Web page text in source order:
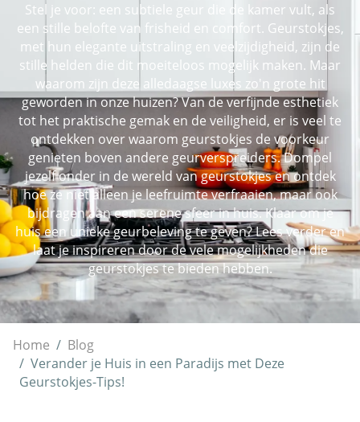
Stel je voor: een subtiele geur die de kamer vult, als
een stille belofte van frisheid en comfort. Geurstokjes,
met hun elegante uitstraling en veelzijdigheid, zijn de
stille helden die dit moeiteloos mogelijk maken. Maar
waarom zijn deze alledaagse luxes zo'n grote hit
geworden in onze huizen? Van de verfijnde esthetiek
tot het praktische gemak en de veiligheid, er is veel te
ontdekken over waarom geurstokjes de voorkeur
genieten boven andere geurverspreiders. Dompel
jezelf onder in de wereld van geurstokjes en ontdek
hoe ze niet alleen je leefruimte verfraaien, maar ook
bijdragen aan een serene sfeer in huis. Klaar om je
huis een unieke geurbeleving te geven? Lees verder en
laat je inspireren door de vele mogelijkheden die
geurstokjes te bieden hebben.
Home
Blog
Verander je Huis in een Paradijs met Deze
Geurstokjes-Tips!